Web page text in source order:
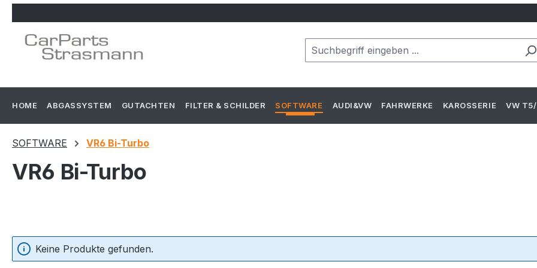
HOME ABGASSYSTEM GUTACHTEN FILTER & SCHILDER SOFTWARE AUDI&VW FAHRWERKE KAROSSERIE VW
SOFTWARE VR6 Bi-Turbo
VR6 Bi-Turbo
Keine Produkte gefunden.